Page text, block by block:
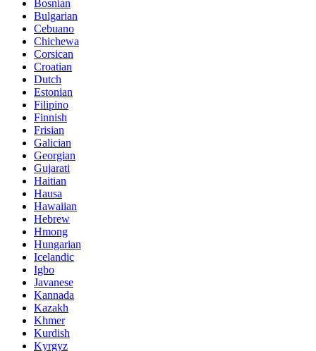
Bosnian
Bulgarian
Cebuano
Chichewa
Corsican
Croatian
Dutch
Estonian
Filipino
Finnish
Frisian
Galician
Georgian
Gujarati
Haitian
Hausa
Hawaiian
Hebrew
Hmong
Hungarian
Icelandic
Igbo
Javanese
Kannada
Kazakh
Khmer
Kurdish
Kyrgyz